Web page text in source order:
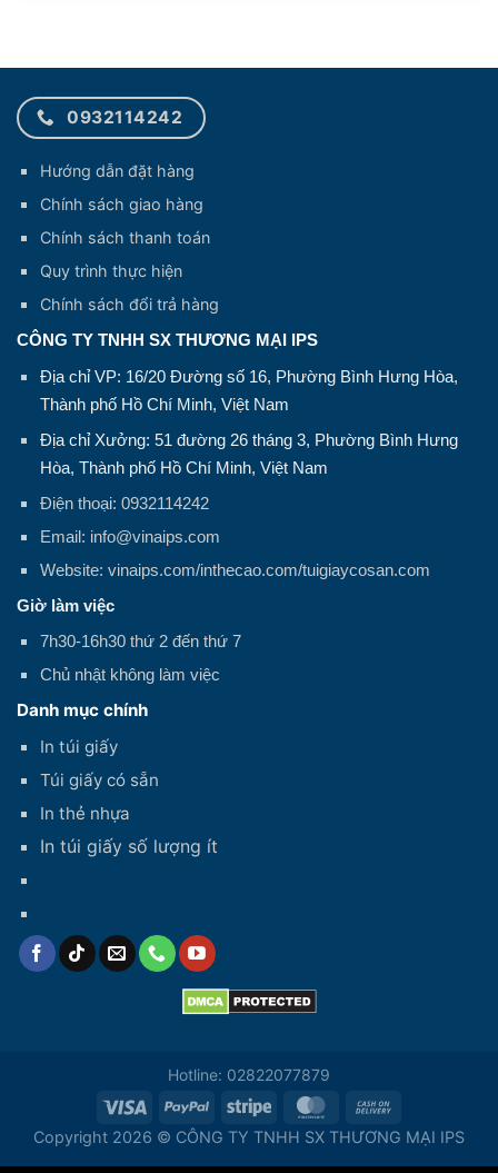
0932114242
Hướng dẫn đặt hàng
Chính sách giao hàng
Chính sách thanh toán
Quy trình thực hiện
Chính sách đổi trả hàng
CÔNG TY TNHH SX THƯƠNG MẠI IPS
Địa chỉ VP: 16/20 Đường số 16, Phường Bình Hưng Hòa,
Thành phố Hồ Chí Minh, Việt Nam
Địa chỉ Xưởng: 51 đường 26 tháng 3, Phường Bình Hưng
Hòa, Thành phố Hồ Chí Minh, Việt Nam
Điện thoại: 0932114242
Email: info@vinaips.com
Website: vinaips.com/inthecao.com/tuigiaycosan.com
Giờ làm việc
7h30-16h30 thứ 2 đến thứ 7
Chủ nhật không làm việc
Danh mục chính
In túi giấy
Túi giấy có sẵn
In thẻ nhựa
In túi giấy số lượng ít
Hotline: 02822077879
Copyright 2026 © CÔNG TY TNHH SX THƯƠNG MẠI IPS